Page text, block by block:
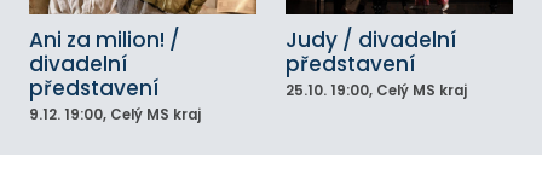
Ani za milion! /
divadelní
představení
9.12. 19:00, Celý MS kraj
Judy / divadelní
představení
25.10. 19:00, Celý MS kraj